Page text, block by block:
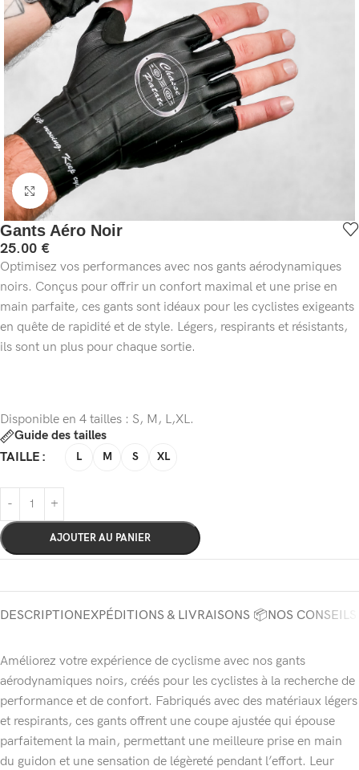
Cliquez pour agrandir
Gants Aéro Noir
25.00 €
Optimisez vos performances avec nos gants aérodynamiques
noirs. Conçus pour offrir un confort maximal et une prise en
main parfaite, ces gants sont idéaux pour les cyclistes exigeants
en quête de rapidité et de style. Légers, respirants et résistants,
ils sont un plus pour chaque sortie.
Disponible en 4 tailles : S, M, L,XL.
Guide des tailles
TAILLE
L M S XL
AJOUTER AU PANIER
DESCRIPTIONEXPÉDITIONS & LIVRAISONS 📦NOS
Améliorez votre expérience de cyclisme avec nos gants
aérodynamiques noirs, créés pour les cyclistes à la recherche de
performance et de confort. Fabriqués avec des matériaux légers
et respirants, ces gants offrent une coupe ajustée qui épouse
parfaitement la main, permettant une meilleure prise en main
du guidon et une sensation de légèreté pendant l’effort. Leur